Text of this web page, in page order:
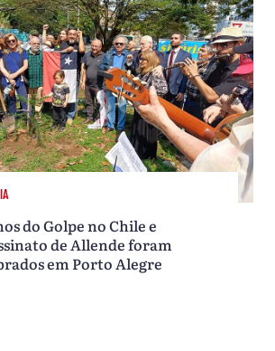
do Golpe no Chile e
de Allende foram
em Porto Alegre